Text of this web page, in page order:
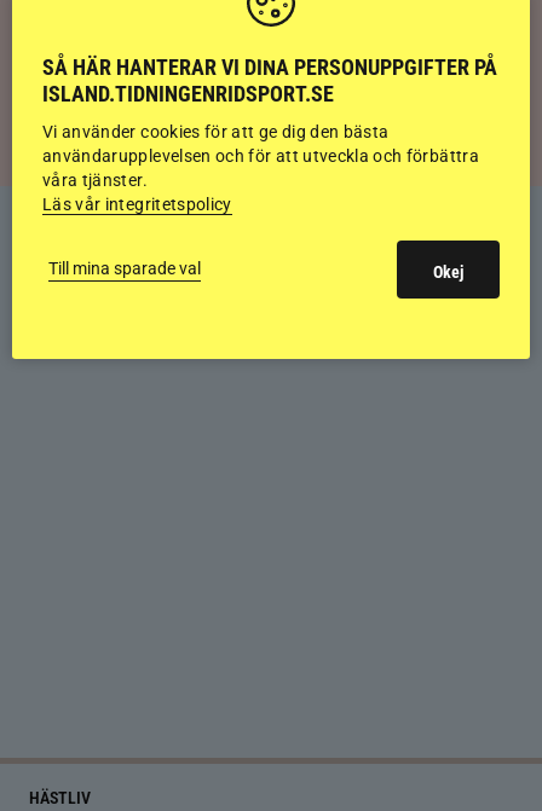
Kolla klippet: Betessläppet som ger
sommarfeeling
HÄSTLIV
SÅ HÄR HANTERAR VI DINA PERSONUPPGIFTER PÅ
ISLAND.TIDNINGENRIDSPORT.SE
Vi använder cookies för att ge dig den bästa
användarupplevelsen och för att utveckla och förbättra
våra tjänster.
Läs vår integritetspolicy
Till mina sparade val Okej